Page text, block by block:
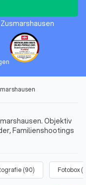
Objektiv
Familienshootings
(90) Fotobox(